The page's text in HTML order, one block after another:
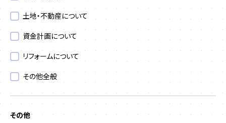
土地・不動産について
資金計画について
リフォームについて
その他全般
その他